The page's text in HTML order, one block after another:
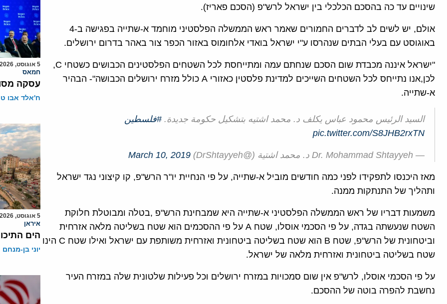
שינויים עד כה בהסכם הכלכלי בין ישראל לרש"פ (הסכם פאריז).
אולם, יש לשים לב לדברים החמורים שאמר ראש הממשלה הפלסטיני מוחמד א-שתייה בפגישה ב-4
באוגוסט עם בעלי הבתים שנהרסו ע"י ישראל בואדי אלחומוס באזור הכפר צור באהר בדרום ירושלים.
"ישראל איננה מכבדת שום הסכם שנחתם עמה ומתייחסת לכל השטחים הפלסטינים הכבושים כשטחי C,
לכן,אנו נתייחס לכל השטחים השייכים למדינת פלסטין כאזורי A כולל מזרח ירושלים הכבושה"- הבהיר
א-שתייה.
السيد الرئيس محمود عباس يكلف د. محمد اشتيه بتشكيل حكومة جديدة.#فلسطين
pic.twitter.com/S8JHB2rxTN
— Dr. Mohammad Shtayyeh د. محمد اشتية (@DrShtayyeh) March 10, 2019
מאז היכנסו לתפקידו לפני כמה חודשים מוביל א-שתייה, על פי הנחיית יו"ר הרש"פ, קו קיצוני נגד ישראל
ותהליך של התנתקות ממנה.
משמעות דבריו של ראש הממשלה הפלסטיני א-שתייה היא שמבחינת הרש"פ ,בטלה ומבוטלת חלוקת
השטח שנעשתה בגדה, על פי הסכמי אוסלו, שטח A על פי ההסכמים הוא שטח בשליטה מלאה אזרחית
וביטחונית של הרש"פ, שטח B הוא שטח בשליטה ביטחונית ואזרחית משותפת עם ישראל ואילו שטח C הינו
שטח בשליטה ביטחונית ואזרחית מלאה של ישראל.
על פי הסכמי אוסלו, לרש"פ אין שום סמכויות במזרח ירושלים וכל פעילות שלטונית שלה במזרח העיר
נחשבת להפרה בוטה של ההסכם.
5 אוגוסט, 2026
חמאס
עסקה
ח'אלד אבו
5 אוגוסט, 2026
איראן
הים
יוני בן-מנחם